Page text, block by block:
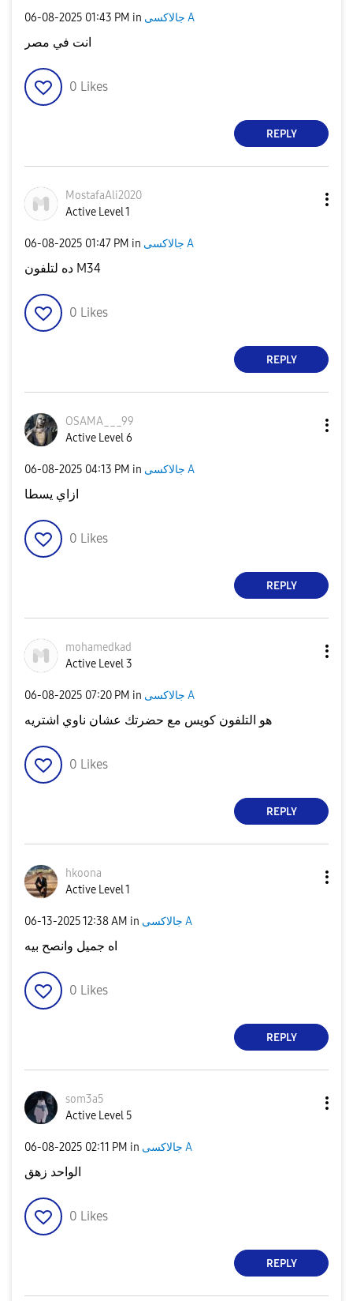
‎06-08-2025 01:43 PM in جالاكسى A
انت في مصر
0 Likes
REPLY
MostafaAli2020
Active Level 1
‎06-08-2025 01:47 PM in جالاكسى A
ده لتلفون M34
0 Likes
REPLY
OSAMA___99
Active Level 6
‎06-08-2025 04:13 PM in جالاكسى A
ازاي يسطا
0 Likes
REPLY
mohamedkad
Active Level 3
‎06-08-2025 07:20 PM in جالاكسى A
هو التلفون كويس مع حضرتك عشان ناوي اشتريه
0 Likes
REPLY
hkoona
Active Level 1
‎06-13-202512:38 AM in جالاكسى A
اه جميل وانصح بيه
0 Likes
REPLY
som3a5
Active Level 5
‎06-08-2025 02:11 PM in جالاكسى A
الواحد زهق
0 Likes
REPLY